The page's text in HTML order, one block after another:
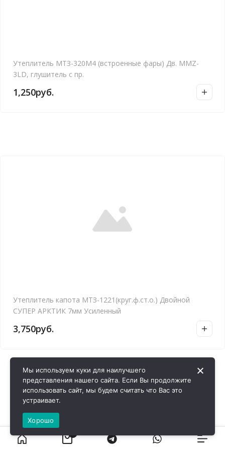
Утеплитель МТЗ-320М4 (встроенные фары) Дв. MMZ-
3LD, глушитель с пр.
1,250руб.
Утеплитель капота МТЗ-1221(круг.ф.ст.о.) Двойной
СУПЕР АРКТИК 7мм Усиленный
3,750руб.
Мы используем куки для наилучшего
представления нашего сайта. Если Вы продолжите
использовать сайт, мы будем считать что Вас это
устраивает.
Хорошо